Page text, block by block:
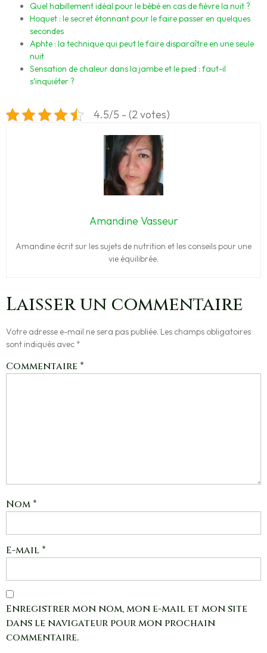
Quel habillement idéal pour le bébé en cas de fièvre la nuit ?
Hoquet : le secret étonnant pour le faire passer en quelques
secondes
Aphte : la technique qui peut le faire disparaître en une seule
nuit
Sensation de chaleur dans la jambe et le pied : faut-il
s’inquiéter ?
4.5/5 - (2 votes)
Amandine Vasseur
Amandine écrit sur les sujets de nutrition et les conseils pour une
vie équilibrée.
Laisser un commentaire
Votre adresse e-mail ne sera pas publiée. Les champs obligatoires
sont indiqués avec *
Commentaire *
Nom *
E-mail *
Enregistrer mon nom, mon e-mail et mon site
dans le navigateur pour mon prochain
commentaire.